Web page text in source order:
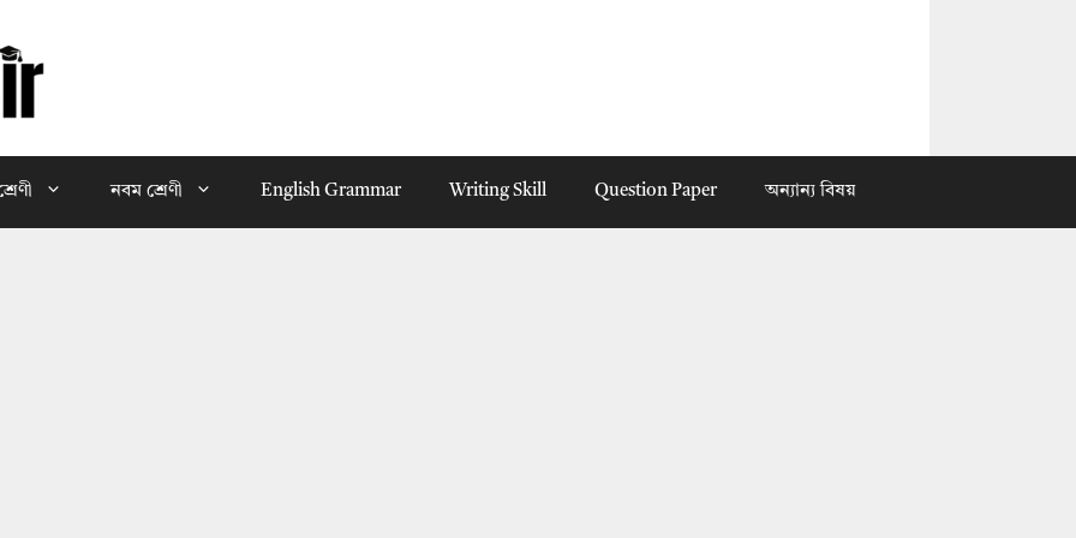
নবম শ্রেণী English Grammar Writing Skill Question Paper অন্যান্য বিষয়